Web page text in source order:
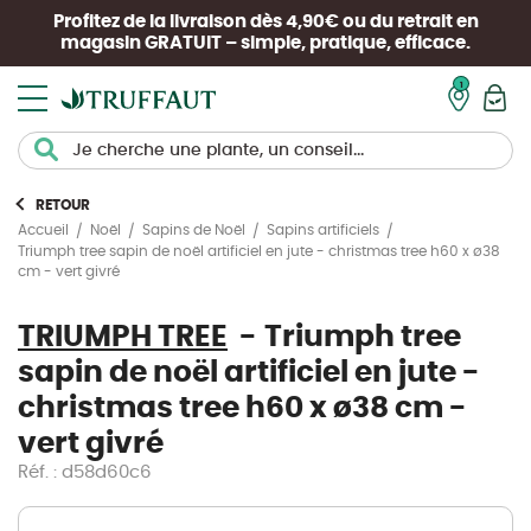
Profitez de la livraison dès 4,90€ ou du retrait en
magasin GRATUIT – simple, pratique, efficace.
RETOUR
Accueil
Noël Sapins de Noël
Sapins artificiels
Triumph tree sapin de noël artificiel en jute - christmas tree h60 x ø38
cm - vert givré
TRIUMPH TREE
Triumph tree
sapin de noël artificiel en jute -
christmas tree h60 x ø38 cm -
vert givré
Réf. : d58d60c6